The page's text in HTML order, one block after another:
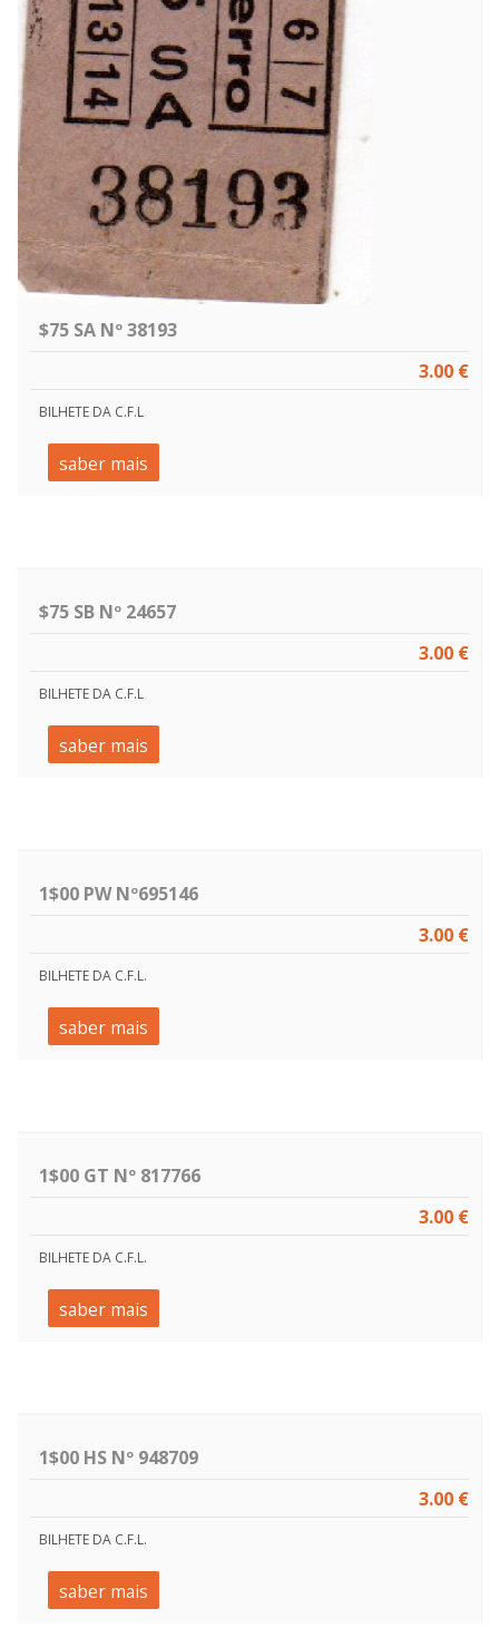
$75 SA Nº 38193
3.00 €
BILHETE DA C.F.L
saber mais
$75 SB Nº 24657
3.00 €
BILHETE DA C.F.L
saber mais
1$00 PW Nº695146
3.00 €
BILHETE DA C.F.L.
saber mais
1$00 GT Nº 817766
3.00 €
BILHETE DA C.F.L.
saber mais
1$00 HS Nº 948709
3.00 €
BILHETE DA C.F.L.
saber mais